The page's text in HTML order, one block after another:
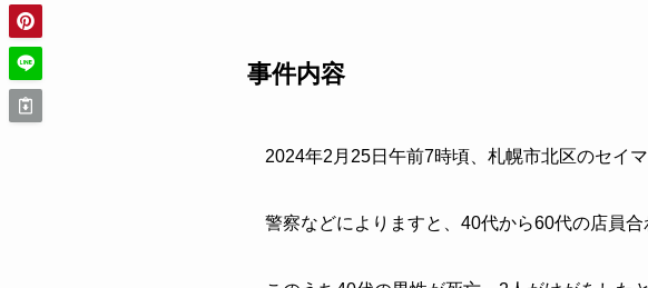
事件内容
2024年2月25日午前7時頃、札幌市北区のセイ
警察などによりますと、40代から60代の店員